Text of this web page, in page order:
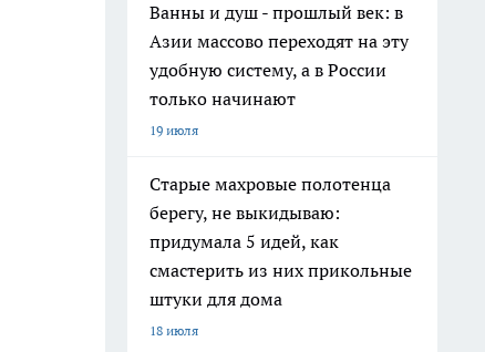
Ванны и душ - прошлый век: в
Азии массово переходят на эту
удобную систему, а в России
только начинают
19 июля
Старые махровые полотенца
берегу, не выкидываю:
придумала 5 идей, как
смастерить из них прикольные
штуки для дома
18 июля